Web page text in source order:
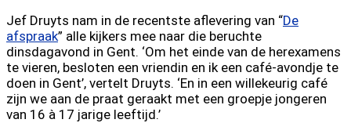
Jef Druyts nam in de recentste aflevering van “De
afspraak” alle kijkers mee naar die beruchte
dinsdagavond in Gent. ‘Om het einde van de herexamens
te vieren, besloten een vriendin en ik een café-avondje te
doen in Gent’, vertelt Druyts. ‘En in een willekeurig café
zijn we aan de praat geraakt met een groepje jongeren
van 16 à 17 jarige leeftijd.’